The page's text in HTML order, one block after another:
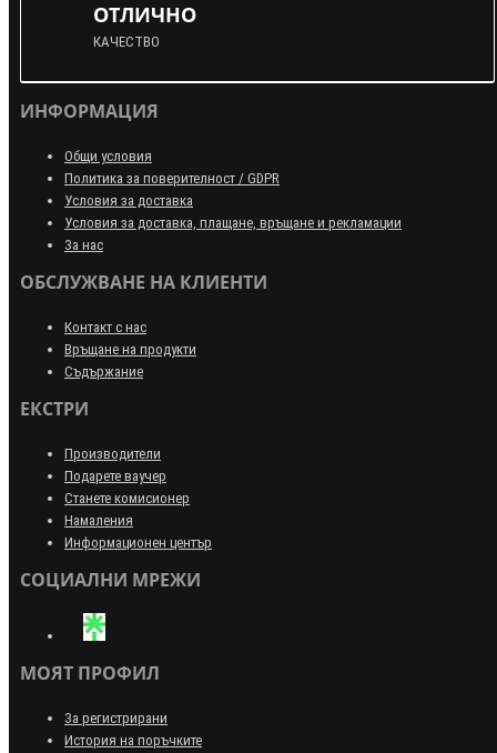
ОТЛИЧНО
КАЧЕСТВО
ИНФОРМАЦИЯ
Общи условия
Политика за поверителност / GDPR
Условия за доставка
Условия за доставка, плащане, връщане и рекламации
За нас
ОБСЛУЖВАНЕ НА КЛИЕНТИ
Контакт с нас
Връщане на продукти
Съдържание
ЕКСТРИ
Производители
Подарете ваучер
Станете комисионер
Намаления
Информационен център
СОЦИАЛНИ МРЕЖИ
МОЯТ ПРОФИЛ
За регистрирани
История на поръчките